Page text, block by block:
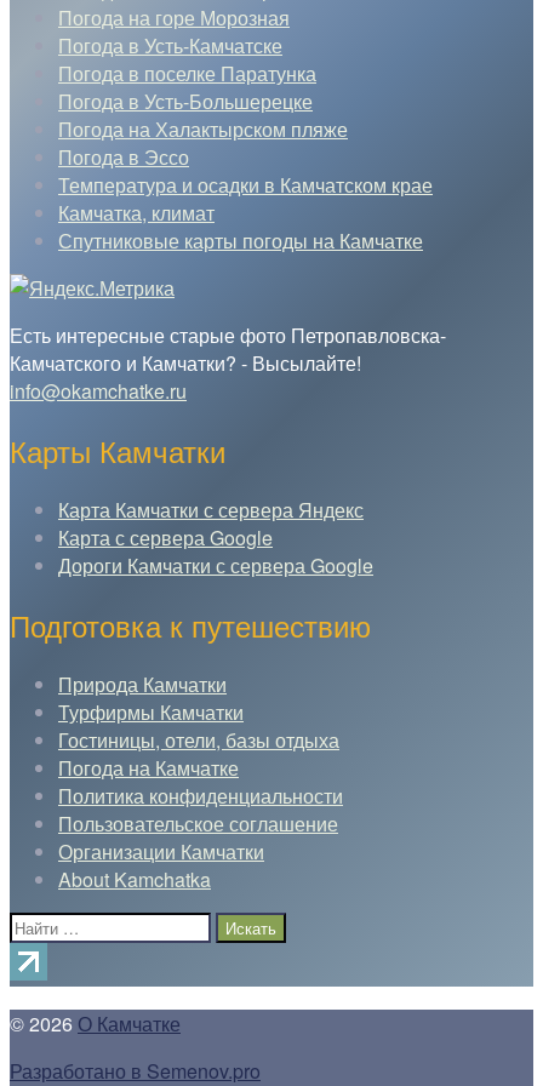
Погода на горе Морозная
Погода в Усть-Камчатске
Погода в поселке Паратунка
Погода в Усть-Большерецке
Погода на Халактырском пляже
Погода в Эссо
Температура и осадки в Камчатском крае
Камчатка, климат
Спутниковые карты погоды на Камчатке
Есть интересные старые фото Петропавловска-
Камчатского и Камчатки? - Высылайте!
info@okamchatke.ru
Карты Камчатки
Карта Камчатки с сервера Яндекс
Карта с сервера Google
Дороги Камчатки с сервера Google
Подготовка к путешествию
Природа Камчатки
Турфирмы Камчатки
Гостиницы, отели, базы отдыха
Погода на Камчатке
Политика конфиденциальности
Пользовательское соглашение
Организации Камчатки
About Kamchatka
Поиск:
© 2026 О Камчатке
Разработано в Semenov.pro